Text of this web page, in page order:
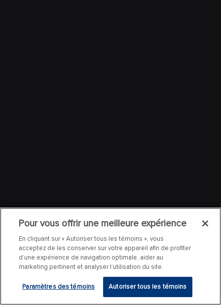
Pour vous offrir une meilleure expérience
En cliquant sur « Autoriser tous les témoins », vous
acceptez de les conserver sur votre appareil afin de profiter
d’une expérience de navigation optimale, aider au
marketing pertinent et analyser l’utilisation du site.
Paramètres des témoins Autoriser tous les témoins